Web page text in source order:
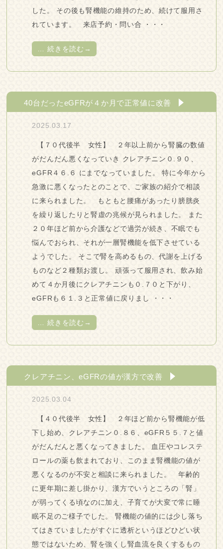
した。 その後も腎機能の維持のため、続けて服用さ
れています。 来店予約・問い合 ・・・
… 続きを読む→
40台だったeGFRが４か月で正常値に改善
2025.03.17
【７０代後半 女性】 ２年以上前から腎臓の数値
がだんだん悪くなっていき クレアチニン０.９０、
eGFR４６.６ にまでなっていました。 特に今年から
急激に悪くなったとのことで、ご家族の紹介で相談
に来られました。 もともと腰痛があったり膀胱炎
を繰り返したりと腎虚の兆候が見られました。 また
２０年ほど前から介護などで過労が続き、不眠でも
悩んでおられ、それが一層腎機能を低下させている
ようでした。 そこで腎を高めるもの、代謝を上げる
ものなど２種類お渡し。 頑張って服用され、飲み始
めて４か月後にクレアチニンも０.７０と下がり、
eGFRも６１.３と正常値に戻りまし ・・・
… 続きを読む→
クレアチニン、eGFRの値が漢方で改善
2025.03.04
【４０代後半 女性】 ２年ほど前から腎機能が低
下し始め、クレアチニン０.８６、eGFR５５.７と値
がだんだんと悪くなってきました。 血圧やコレステ
ロールの薬も飲まれており、このまま腎機能の値が
悪くなるのが不安と相談に来られました。 年齢的
に更年期に差し掛かり、漢方でいうところの「腎」
が弱ってくる頃なのに加え、子育てが大変で常に睡
眠不足のご様子でした。 腎機能の値的には少し落ち
てはきていましたがすぐに透析というほどひどい状
態ではないため、腎を強くし腎血流を良くするもの